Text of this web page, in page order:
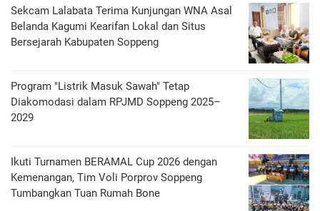
Sekcam Lalabata Terima Kunjungan WNA Asal
Belanda Kagumi Kearifan Lokal dan Situs
Bersejarah Kabupaten Soppeng
Program "Listrik Masuk Sawah" Tetap
Diakomodasi dalam RPJMD Soppeng 2025–
2029
Ikuti Turnamen BERAMAL Cup 2026 dengan
Kemenangan, Tim Voli Porprov Soppeng
Tumbangkan Tuan Rumah Bone